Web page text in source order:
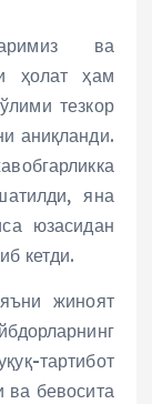
ва
ҳолат ҳам
тезкор
аниқланди.
яна
юзасидан
кетди.
жиноят
тартибот
ва бевосита